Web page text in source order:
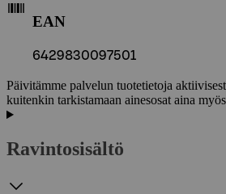
EAN
6429830097501
Päivitämme palvelun tuotetietoja
kuitenkin tarkistamaan ainesosat aina
Ravintosisältö